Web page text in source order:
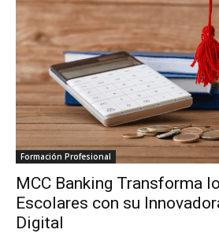
Formación Profesional
MCC Banking Transforma
Escolares con su
Digital